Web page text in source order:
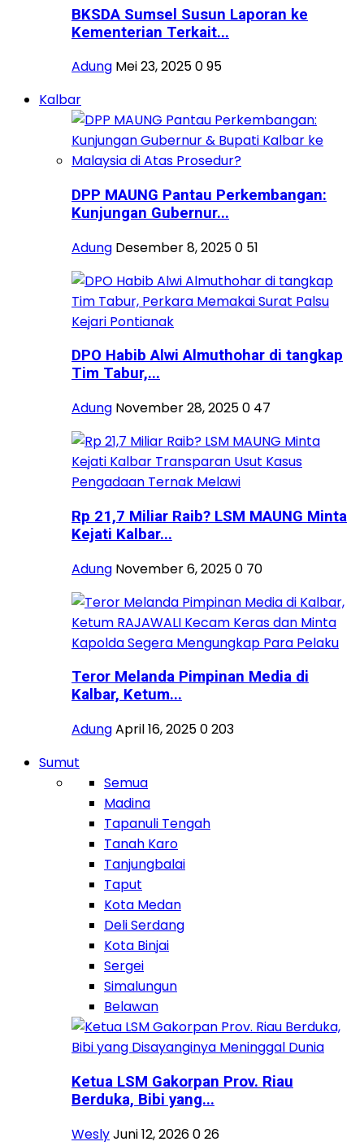
BKSDA Sumsel Susun Laporan ke
Kementerian Terkait...
Adung Mei 23, 2025095
Kalbar
DPP MAUNG Pantau Perkembangan:
Kunjungan Gubernur...
Adung Desember 8, 20250 51
DPO Habib Alwi Almuthohar di tangkap
Tim Tabur,...
Adung November 28, 20250 47
Rp 21,7 Miliar Raib? LSM MAUNG Minta
Kejati Kalbar...
Adung November 6, 20250 70
Teror Melanda Pimpinan Media di
Kalbar, Ketum...
AdungApril 16, 20250203
Sumut
Semua
Madina
Tapanuli Tengah
Tanah Karo
Tanjungbalai
Taput
Kota Medan
Deli Serdang
Kota Binjai
Sergei
Simalungun
Belawan
Ketua LSM Gakorpan Prov. Riau
Berduka, Bibi yang...
WeslyJuni 12, 2026026